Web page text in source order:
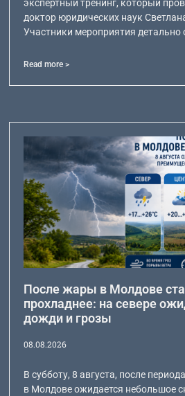
экспертный тренинг, который
доктор юридических наук
Участники мероприятия детально
Read more >
После жары в Молдове
прохладнее: на севере
дожди и грозы
08.08.2026
В субботу, 8 августа, после
в Молдове ожидается небольшое